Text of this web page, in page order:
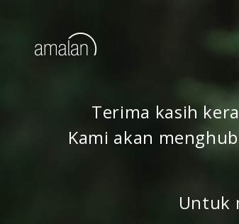
Terima kasih
Kami akan
Untuk